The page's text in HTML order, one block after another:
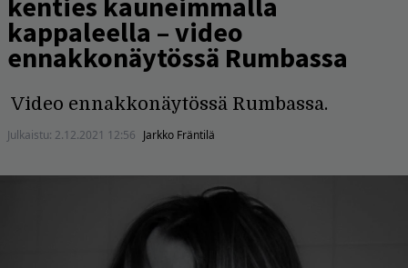
kappaleella – video
ennakkonäytössä Rumbassa
Video ennakkonäytössä Rumbassa.
Julkaistu: 2.12.2021 12:56 Jarkko Fräntilä